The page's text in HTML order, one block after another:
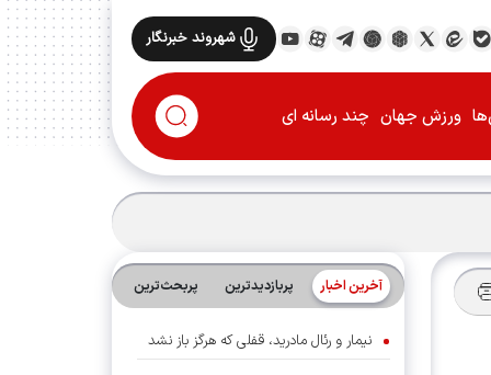
شهروند خبرنگار
ورزش جهان چند رسانه ای
آخرین اخبار پربازدیدترین پربحث‌ترین‌
نیمار و رئال مادرید، قفلی که هرگز باز نشد